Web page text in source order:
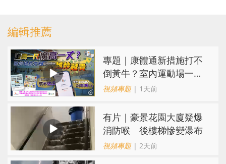
編輯推薦
專題｜康體通新措施打不
倒黃牛？室內運動場一場
難求越炒越貴
視頻專題| 1天前
有片｜豪景花園大廈疑爆
消防喉 後樓梯慘變瀑布
視頻專題| 2天前